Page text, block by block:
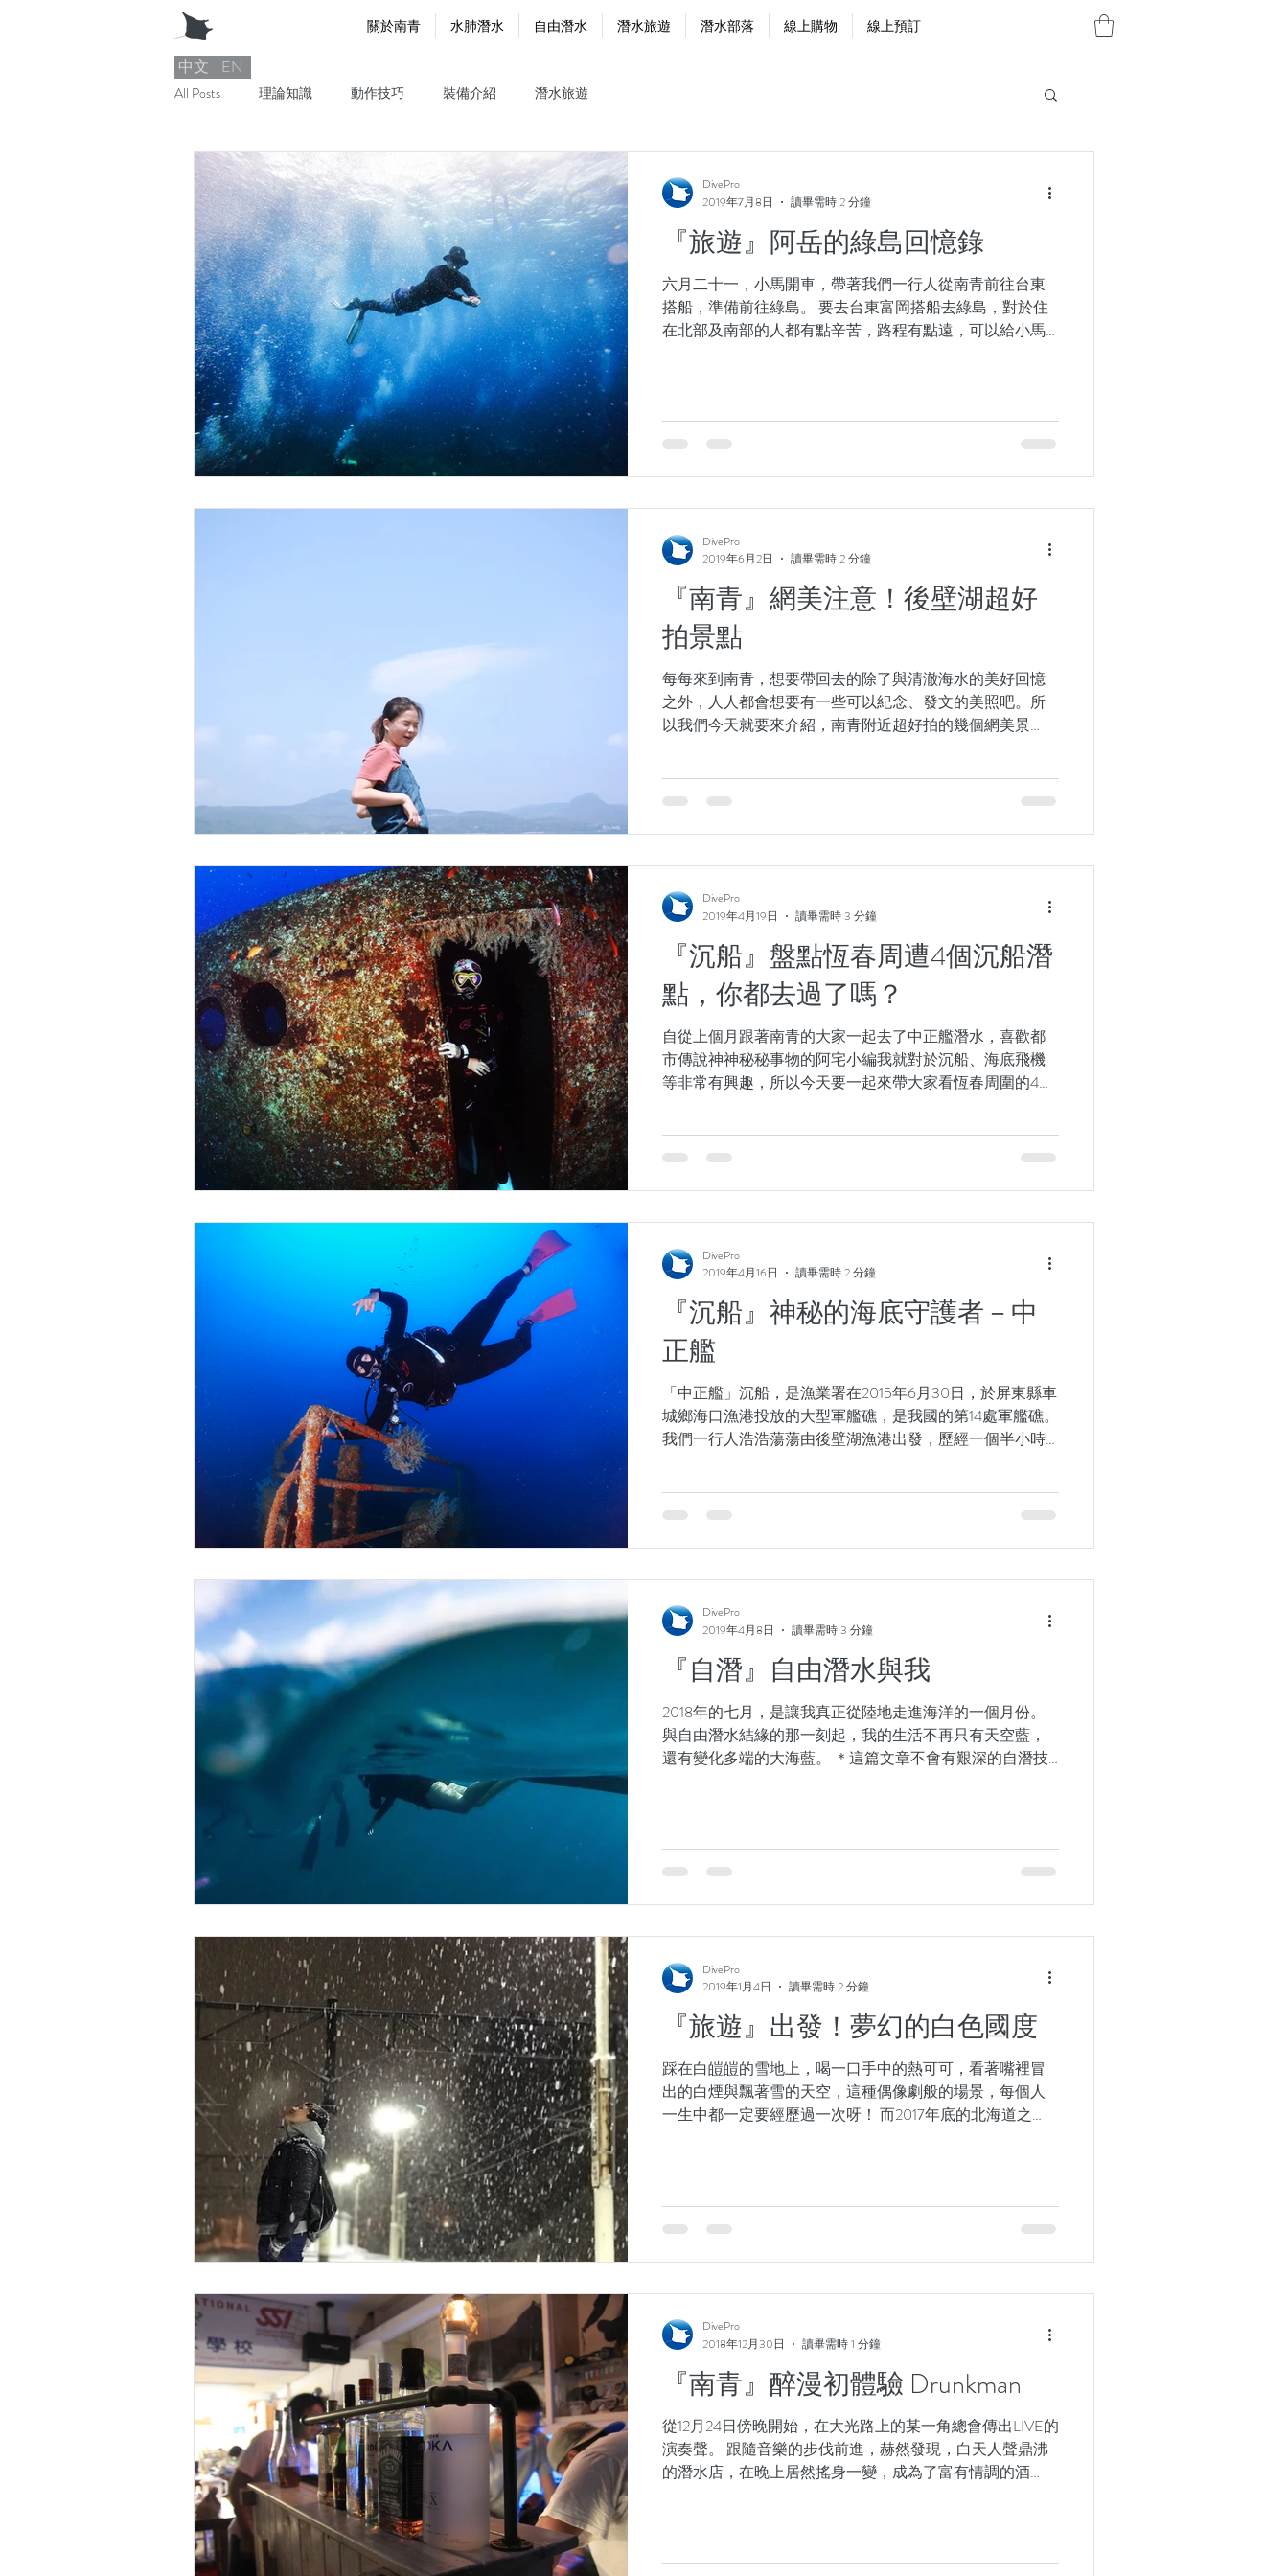
關於南青 水肺潛水 自由潛水 潛水旅遊 潛水部落 線上購物 線上預訂
All Posts 理論知識 動作技巧 裝備介紹 潛水旅遊
『旅遊』阿岳的綠島回憶錄
六月二十一，小馬開車，帶著我們一行人從南青前往台東
搭船，準備前往綠島。 要去台東富岡搭船去綠島，對於住
在北部及南部的人都有點辛苦，路程有點遠，可以給小馬
DivePro
2019年7月8日
讀畢需時 2 分鐘
『南青』網美注意！後壁湖超好
拍景點
每每來到南青，想要帶回去的除了與清澈海水的美好回憶
之外，人人都會想要有一些可以紀念、發文的美照吧。所
以我們今天就要來介紹，南青附近超好拍的幾個網美景
間。每個季節都有不一...
DivePro
2019年6月2日
讀畢需時 2 分鐘
『沉船』盤點恆春周遭4個沉船潛
點，你都去過了嗎？
自從上個月跟著南青的大家一起去了中正艦潛水，喜歡都
市傳說神神秘秘事物的阿宅小編我就對於沉船、海底飛機
等非常有興趣，所以今天要一起來帶大家看恆春周圍的4個
DivePro
2019年4月19日
讀畢需時 3 分鐘
『沉船』神秘的海底守護者－中
正艦
「中正艦」沉船，是漁業署在2015年6月30日，於屏東縣車
城鄉海口漁港投放的大型軍艦礁，是我國的第14處軍艦礁。
我們一行人浩浩蕩蕩由後壁湖漁港出發，歷經一個半小時
後，潛水員...
DivePro
2019年4月16日
讀畢需時 2 分鐘
『自潛』自由潛水與我
2018年的七月，是讓我真正從陸地走進海洋的一個月份。
與自由潛水結緣的那一刻起，我的生活不再只有天空藍，
還有變化多端的大海藍。 ＊這篇文章不會有艱深的自潛技
DivePro
2019年4月8日
讀畢需時 3 分鐘
『旅遊』出發！夢幻的白色國度
踩在白皚皚的雪地上，喝一口手中的熱可可，看著嘴裡冒
出的白煙與飄著雪的天空，這種偶像劇般的場景，每個人
一生中都一定要經歷過一次呀！ 而2017年底的北海道之
DivePro
2019年1月4日
讀畢需時 2 分鐘
『南青』醉漫初體驗 Drunkman
從12月24日傍晚開始，在大光路上的某一角總會傳出LIVE的
演奏聲。 跟隨音樂的步伐前進，赫然發現，白天人聲鼎沸
的潛水店，在晚上居然搖身一變，成為了富有情調的酒
DivePro
2018年12月30日
讀畢需時 1 分鐘
EN
中文